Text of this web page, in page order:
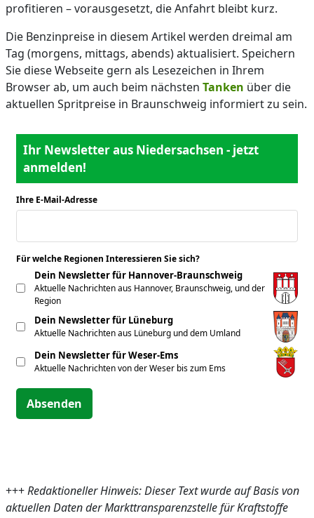
profitieren – vorausgesetzt, die Anfahrt bleibt kurz.
Die Benzinpreise in diesem Artikel werden dreimal am
Tag (morgens, mittags, abends) aktualisiert. Speichern
Sie diese Webseite gern als Lesezeichen in Ihrem
Browser ab, um auch beim nächsten Tanken über die
aktuellen Spritpreise in Braunschweig informiert zu sein.
Ihr Newsletter aus Niedersachsen - jetzt
anmelden!
Ihre E-Mail-Adresse
Für welche Regionen Interessieren Sie sich?
Dein Newsletter für Hannover-Braunschweig
Aktuelle Nachrichten aus Hannover, Braunschweig, und der
Region
Dein Newsletter für Lüneburg
Aktuelle Nachrichten aus Lüneburg und dem Umland
Dein Newsletter für Weser-Ems
Aktuelle Nachrichten von der Weser bis zum Ems
Absenden
+++Redaktioneller Hinweis: Dieser Text wurde auf Basis von
aktuellen Daten der Markttransparenzstelle für Kraftstoffe